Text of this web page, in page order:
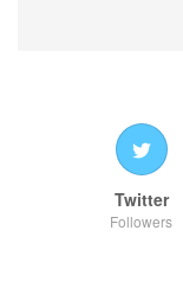
Twitter
Followers